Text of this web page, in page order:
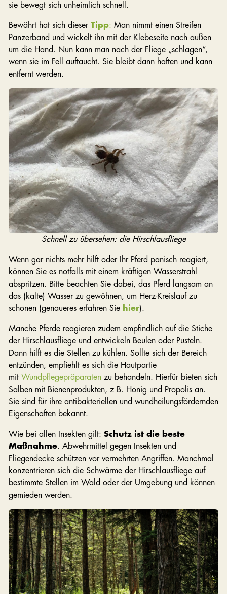
sie bewegt sich unheimlich schnell.
Bewährt hat sich dieser Tipp: Man nimmt einen Streifen
Panzerband und wickelt ihn mit der Klebeseite nach außen
um die Hand. Nun kann man nach der Fliege „schlagen“,
wenn sie im Fell auftaucht. Sie bleibt dann haften und kann
entfernt werden.
Schnell zu übersehen: die Hirschlausfliege
Wenn gar nichts mehr hilft oder Ihr Pferd panisch reagiert,
können Sie es notfalls mit einem kräftigen Wasserstrahl
abspritzen. Bitte beachten Sie dabei, das Pferd langsam an
das (kalte) Wasser zu gewöhnen, um Herz-Kreislauf zu
schonen (genaueres erfahren Sie hier).
Manche Pferde reagieren zudem empfindlich auf die Stiche
der Hirschlausfliege und entwickeln Beulen oder Pusteln.
Dann hilft es die Stellen zu kühlen. Sollte sich der Bereich
entzünden, empfiehlt es sich die Hautpartie
mit Wundpflegepräparatenzu behandeln. Hierfür bieten sich
Salben mit Bienenprodukten, z B. Honig und Propolis an.
Sie sind für ihre antibakteriellen und wundheilungsfördernden
Eigenschaften bekannt.
Wie bei allen Insekten gilt: Schutz ist die beste
Maßnahme. Abwehrmittel gegen Insekten und
Fliegendecke schützen vor vermehrten Angriffen. Manchmal
konzentrieren sich die Schwärme der Hirschlausfliege auf
bestimmte Stellen im Wald oder der Umgebung und können
gemieden werden.